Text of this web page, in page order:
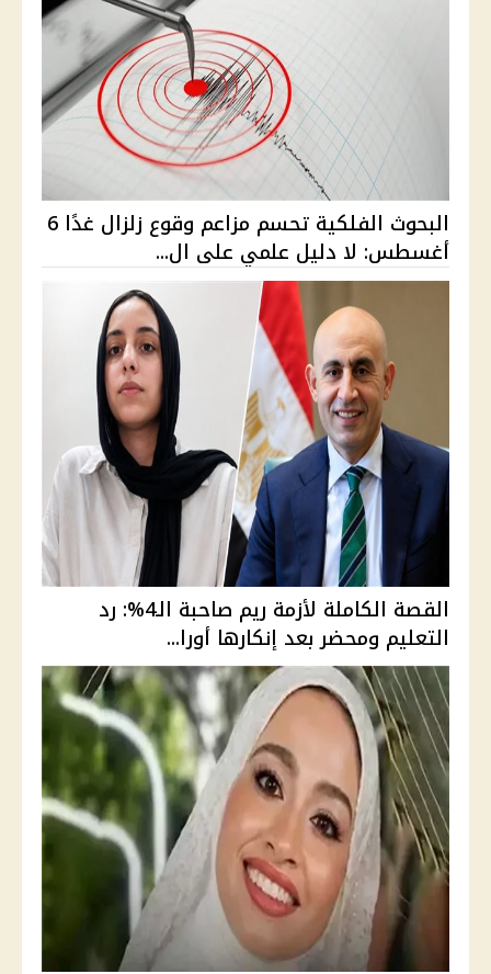
البحوث الفلكية تحسم مزاعم وقوع زلزال غدًا 6
أغسطس: لا دليل علمي على ال...
القصة الكاملة لأزمة ريم صاحبة الـ4%: رد
التعليم ومحضر بعد إنكارها أورا...